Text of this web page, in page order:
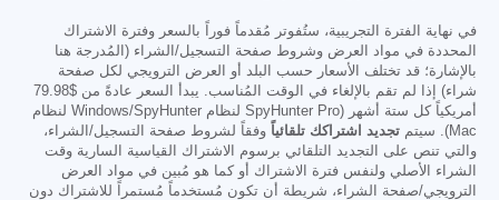
في نهاية الفترة التجريبية، ستُفوتر مُقدماً فوراً بالسعر وفترة الاشتراك
المحددة في مواد العرض وشروط صفحة التسجيل/الشراء (المُدرجة هنا
بالإشارة؛ قد تختلف الأسعار حسب البلد أو العرض الترويجي لكل صفحة
شراء) إذا لم تقم بالإلغاء في الوقت المُناسب. يبدأ السعر عادةً من $79.98
أمريكياً كل ستة أشهر (SpyHunter Pro لنظام Windows/SpyHunter لنظام
Mac). سيتم
تجديد اشتراكك تلقائياً وفقاً لشروط صفحة التسجيل/الشراء،
والتي تنص على التجديد التلقائي برسوم الاشتراك القياسية السارية وقت
الشراء الأصلي ولنفس فترة الاشتراك أو كما هو مُبين في مواد العرض
الترويجي/صفحة الشراء، شريطة أن تكون مُستخدماً مُستمراً للاشتراك دون